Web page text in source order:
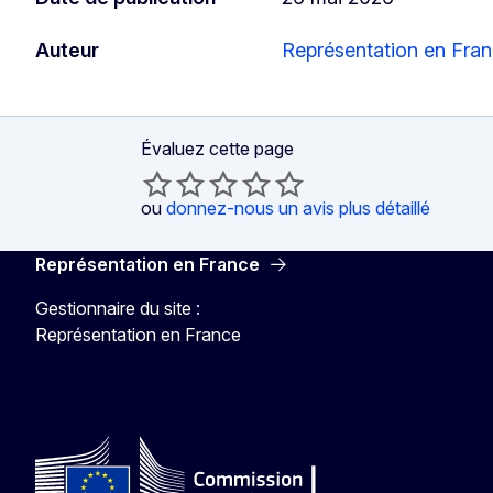
Auteur Représentation en
Évaluez cette page
ou donnez-nous un avis plus détaillé
Représentation en France
Gestionnaire du site :
Représentation en France